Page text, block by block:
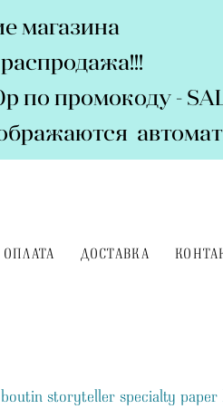
магазина
по промокоду -
ОПЛАТА ДОСТАВКА
storyteller specialty paper